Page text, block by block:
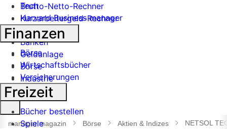
Tech
Harvard Business manager
Handel
Banken
Geldanlage
Börse
Industrie
Suche
öffnen
manager magazin Börse Aktien & Indizes NETSOL
Brutto-Netto-Rechner
Kurzarbeitergeld-Rechner
Finanzen
Börse
Wirtschaftsbücher
Versicherungen
Freizeit
Bücher bestellen
Spiele